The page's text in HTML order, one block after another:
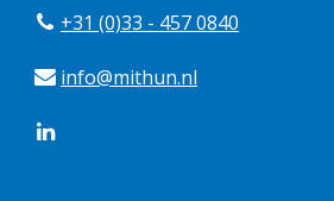
+31 (0)33 - 457 0840
info@mithun.nl